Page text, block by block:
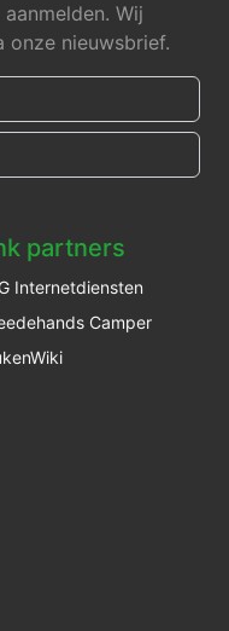
Wij
onze nieuwsbrief.
partners
Internetdiensten
Camper